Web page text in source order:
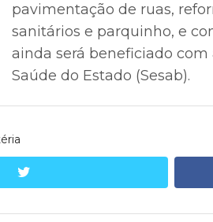
pavimentação de ruas,
sanitários e parquinho, e
ainda será beneficiado
Saúde do Estado (Sesab).